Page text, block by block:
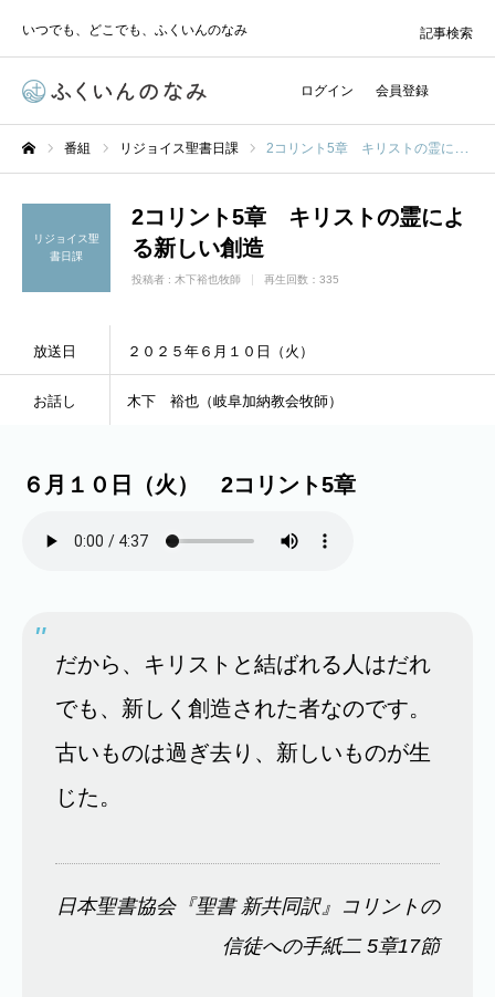
いつでも、どこでも、ふくいんのなみ
ログイン 会員登録
記事検索
番組 リジョイス聖書日課 2コリント5章 キリストの霊による新しい創造
リジョイス聖
書日課
2コリント5章 キリストの霊によ
る新しい創造
投稿者 : 木下裕也牧師 再生回数：335
放送日 ２０２５年６月１０日（火）
お話し 木下 裕也（岐阜加納教会牧師）
６月１０日（火） 2コリント5章
だから、キリストと結ばれる人はだれ
でも、新しく創造された者なのです。
古いものは過ぎ去り、新しいものが生
じた。
日本聖書協会『聖書 新共同訳』コリントの
信徒への手紙二 5章17節